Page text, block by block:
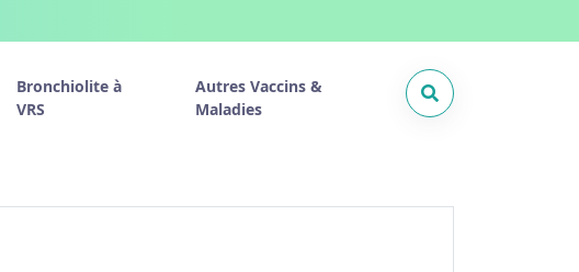
Bronchiolite à
VRS
Autres Vaccins &
Maladies